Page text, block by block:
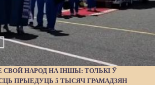
НАРОД НА ІНШЫ: ТОЛЬКІ Ў
ПРЫЕДУЦЬ 5 ТЫСЯЧ ГРАМАДЗЯН